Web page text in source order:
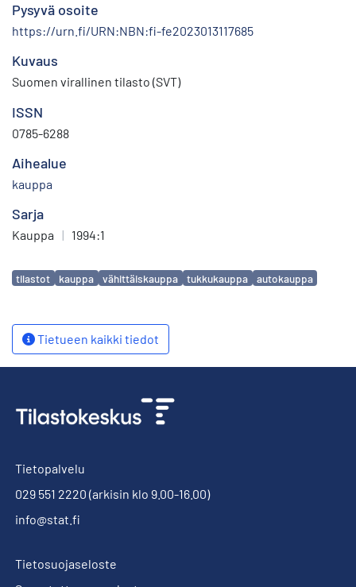
Pysyvä osoite
https://urn.fi/URN:NBN:fi-fe2023013117685
Kuvaus
Suomen virallinen tilasto (SVT)
ISSN
0785-6288
Aihealue
kauppa
Sarja
Kauppa | 1994:1
Avainsanat
tilastot kauppa vähittäiskauppa tukkukauppa autokauppa
Tietueen kaikki tiedot
Tietopalvelu
029 551 2220 (arkisin klo 9.00-16.00)
info@stat.fi
Tietosuojaseloste